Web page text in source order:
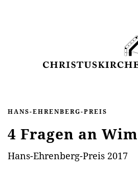
HANS-EHRENBERG-PREIS
4 Fragen an
Hans-Ehrenberg-Preis 2017